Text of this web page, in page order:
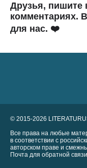
Друзья,
комментариях.
для нас. ❤️
© 2015-2026
Все права на любые
в соответствии с
авторском праве и
Почта для обратной